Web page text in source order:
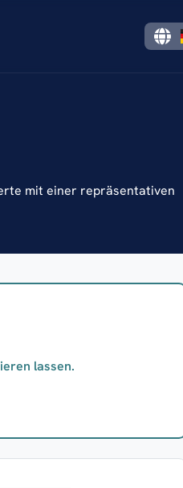
mit einer repräsentativen
lassen.